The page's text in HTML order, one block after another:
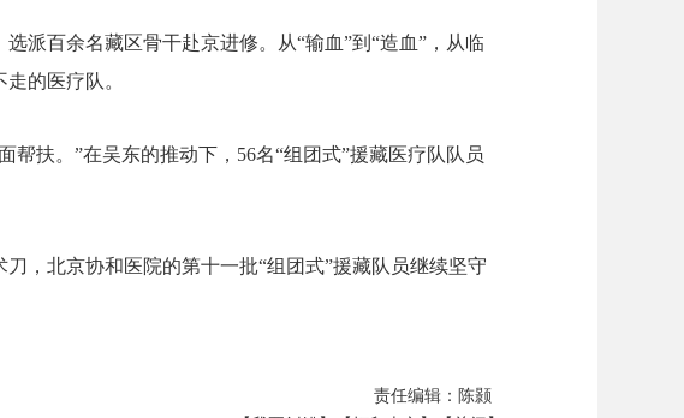
派百余名藏区骨干赴京进修。从“输血”到“造血”，从临
的医疗队。
扶。”在吴东的推动下，56名“组团式”援藏医疗队队员
，北京协和医院的第十一批“组团式”援藏队员继续坚守
责任编辑：陈颢